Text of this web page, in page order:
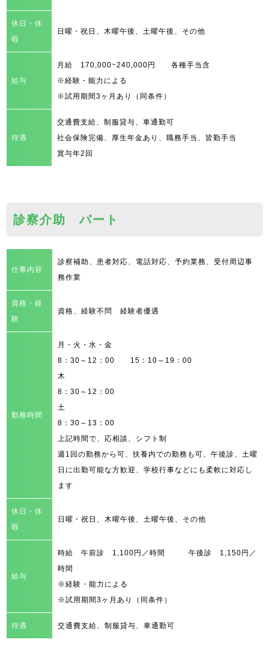
休日・休
暇
日曜・祝日、木曜午後、土曜午後、その他
給与
月給 170,000~240,000円 各種手当含
※経験・能力による
※試用期間3ヶ月あり（同条件）
待遇
交通費支給、制服貸与、車通勤可
社会保険完備、厚生年金あり、職務手当、皆勤手当
賞与年2回
診察介助 パート
仕事内容
診察補助、患者対応、電話対応、予約業務、受付周辺事
務作業
資格・経
験
資格、経験不問 経験者優遇
勤務時間
月・火・水・金
8：30～12：00 15：10～19：00
木
8：30～12：00
土
8：30～13：00
上記時間で、応相談、シフト制
週1回の勤務から可、扶養内での勤務も可、午後診、土曜
日に出勤可能な方歓迎、学校行事などにも柔軟に対応し
ます
休日・休
暇
日曜・祝日、木曜午後、土曜午後、その他
給与
時給 午前診 1,100円／時間 午後診 1,150円／
時間
※経験・能力による
※試用期間3ヶ月あり（同条件）
待遇 交通費支給、制服貸与、車通勤可